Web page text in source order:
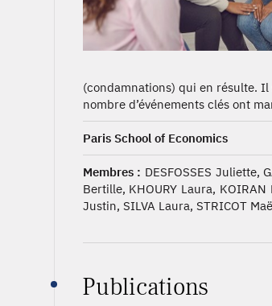
(condamnations) qui en résulte.
nombre d’événements clés ont
Paris School of Economics
Membres : DESFOSSES Juliette,
Bertille, KHOURY Laura, KOIRAN
Justin, SILVA Laura, STRICOT
Publications